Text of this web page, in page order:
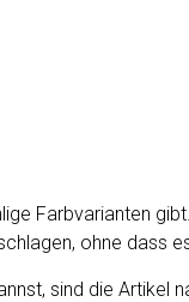
Farbvarianten
ohne dass
sind die Artikel